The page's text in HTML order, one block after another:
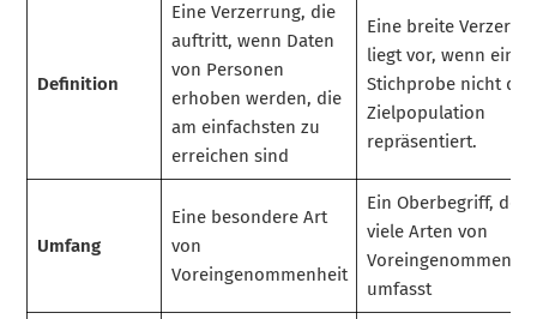
Definition
Eine Verzerrung, die
auftritt, wenn Daten
von Personen
erhoben werden, die
am einfachsten zu
erreichen sind
Eine breite
liegt vor, wenn eine
Stichprobe nicht die
Zielpopulation
repräsentiert.
Umfang
Eine besondere Art
von
Voreingenommenheit
Ein Oberbegriff, der
viele Arten von
umfasst